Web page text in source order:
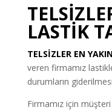
LASTİK
TELSİZLER EN
veren firmamız
durumların
Firmamız için